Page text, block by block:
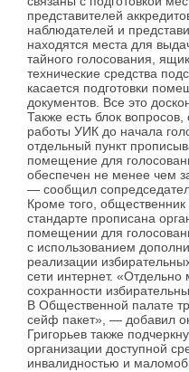
представителей
наблюдателей и
находятся места для
тайного голосования,
технические средства
касается подготовки
документов. Все это
Также есть блок
работы УИК до начала
отдельный пункт
помещение для
обеспечен не менее чем
— сообщил
Кроме того,
стандарте прописана
помещении для
с использованием
реализации
сети интернет.
сохранности
В Общественной палате
сейф пакет», — добавил
Григорьев также
организации доступной
инвалидностью и